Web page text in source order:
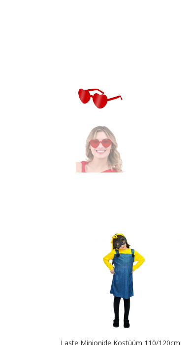
Laste Minionide Kostüüm 110/120cm